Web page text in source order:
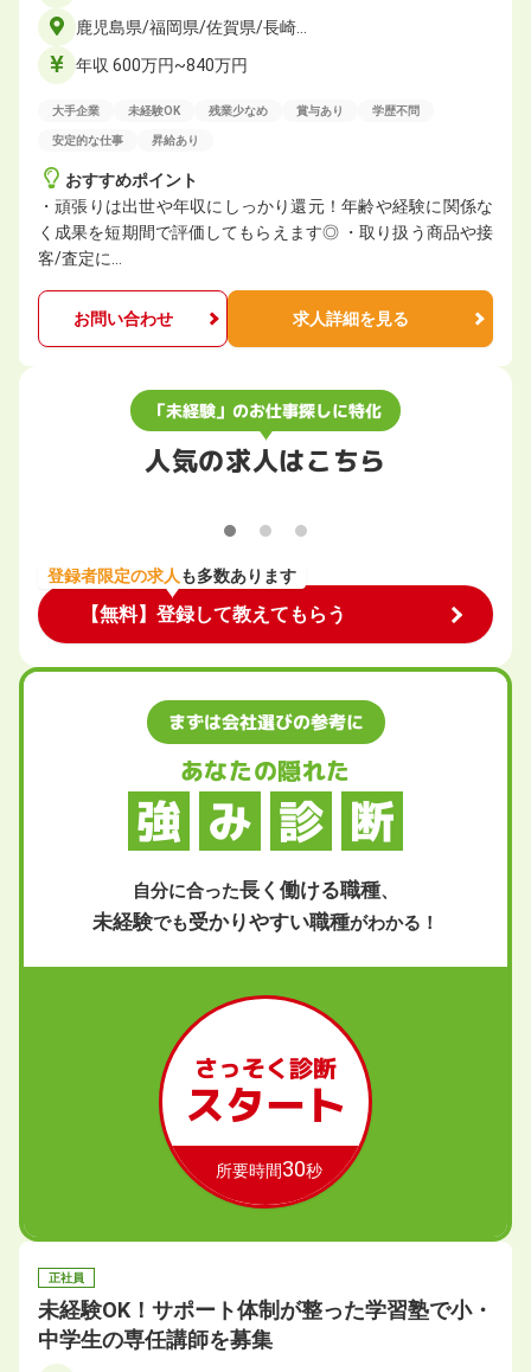
鹿児島県/福岡県/佐賀県/長崎…
年収 600万円~840万円
大手企業 未経験OK 残業少なめ 賞与あり 学歴不問
安定的な仕事 昇給あり
おすすめポイント
・頑張りは出世や年収にしっかり還元！年齢や経験に関係な
く成果を短期間で評価してもらえます◎ ・取り扱う商品や接
客/査定に…
お問い合わせ 求人詳細を見る
「未経験」のお仕事探しに特化
人気の求人はこちら
登録者限定の求人も多数あります
【無料】登録して教えてもらう
まずは会社選びの参考に
あなたの隠れた
強 み 診 断
自分に合った長く働ける職種、
未経験でも受かりやすい職種がわかる！
さっそく診断
スタート
所要時間30秒
正社員
未経験OK！サポート体制が整った学習塾で小・
中学生の専任講師を募集